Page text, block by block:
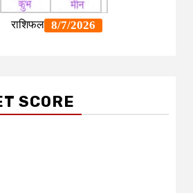
SCORE